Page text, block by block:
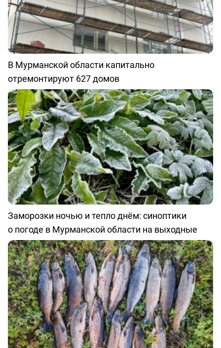
В Мурманской области капитально
отремонтируют 627 домов
Заморозки ночью и тепло днём: синоптики
о погоде в Мурманской области на выходные